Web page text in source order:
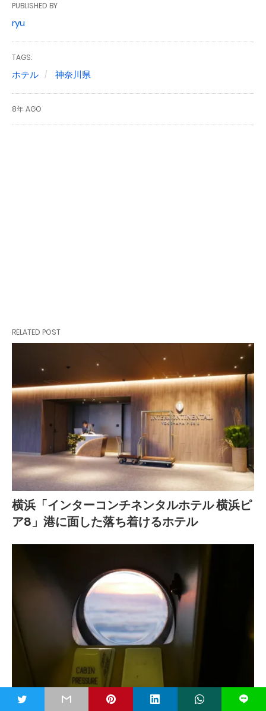
PUBLISHED BY
ryu
TAGS:
ホテル 神奈川県
8年 AGO
RELATED POST
横浜「インターコンチネンタルホテル 横浜ピ
ア8」港に面した落ち着けるホテル
「NH1896 八丈島-羽田」夕日を望むフライト